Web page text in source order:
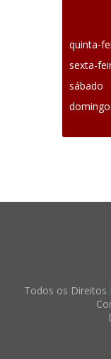
quinta-
sexta-
sábado
domingo
Todos os Direitos